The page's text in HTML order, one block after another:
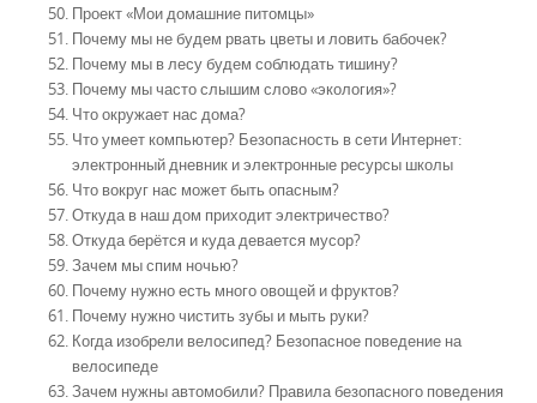
Проект «Мои домашние питомцы»
Почему мы не будем рвать цветы и ловить бабочек?
Почему мы в лесу будем соблюдать тишину?
Почему мы часто слышим слово «экология»?
Что окружает нас дома?
Что умеет компьютер? Безопасность в сети Интернет:
электронный дневник и электронные ресурсы школы
Что вокруг нас может быть опасным?
Откуда в наш дом приходит электричество?
Откуда берётся и куда девается мусор?
Зачем мы спим ночью?
Почему нужно есть много овощей и фруктов?
Почему нужно чистить зубы и мыть руки?
Когда изобрели велосипед? Безопасное поведение на
велосипеде
Зачем нужны автомобили? Правила безопасного поведения